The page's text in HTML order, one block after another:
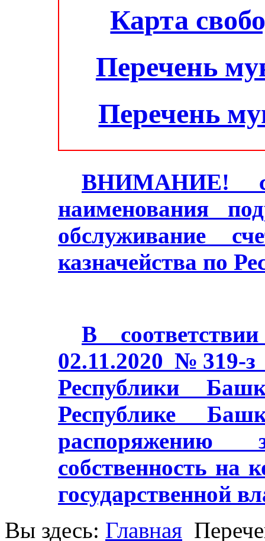
Карта
Перечень
Перечень
ВНИМАНИЕ! с
наименования
обслуживание
казначейства по
В
02.11.2020 №319-
Республики
Республике
распоряжению
собственность на
государственной
Вы здесь: Главная